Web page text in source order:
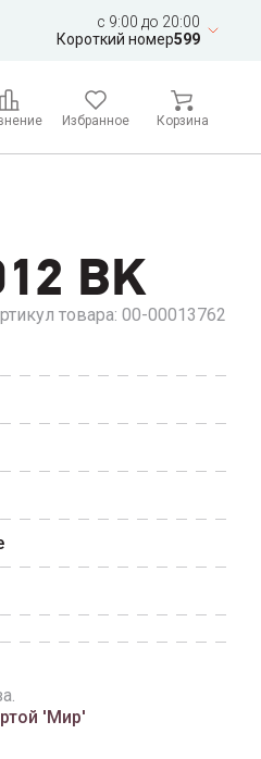
c 9:00 до 20:00
Короткий номер599
Избранное Корзина
BK
товара: 00-00013762
'Мир'